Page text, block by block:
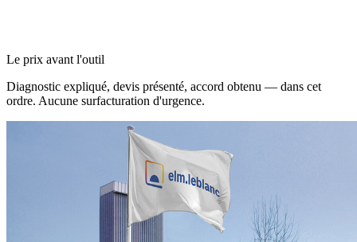
Le prix avant l'outil
Diagnostic expliqué, devis présenté, accord obtenu — dans cet
ordre. Aucune surfacturation d'urgence.